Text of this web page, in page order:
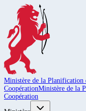
Ministère de la Planification
CoopérationMinistère de la
Coopération